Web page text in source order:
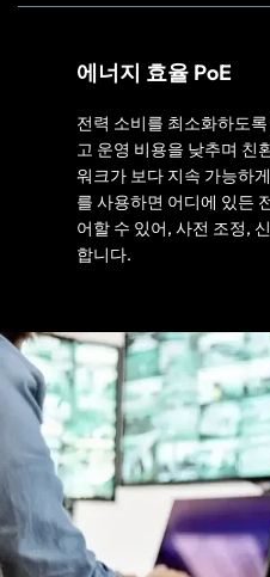
에너지 효율 PoE
전력 소비를 최소화하도
고 운영 비용을 낮추며 친
워크가 보다 지속 가능하
를 사용하면 어디에 있든
어할 수 있어, 사전 조정,
합니다.